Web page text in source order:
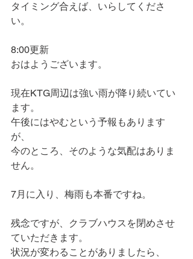
タイミング合えば、いらしてくださ
い。
8:00更新
おはようございます。
現在KTG周辺は強い雨が降り続いてい
ます。
午後にはやむという予報もあります
が、
今のところ、そのような気配はありま
せん。
7月に入り、梅雨も本番ですね。
残念ですが、クラブハウスを閉めさせ
ていただきます。
状況が変わることがありましたら、